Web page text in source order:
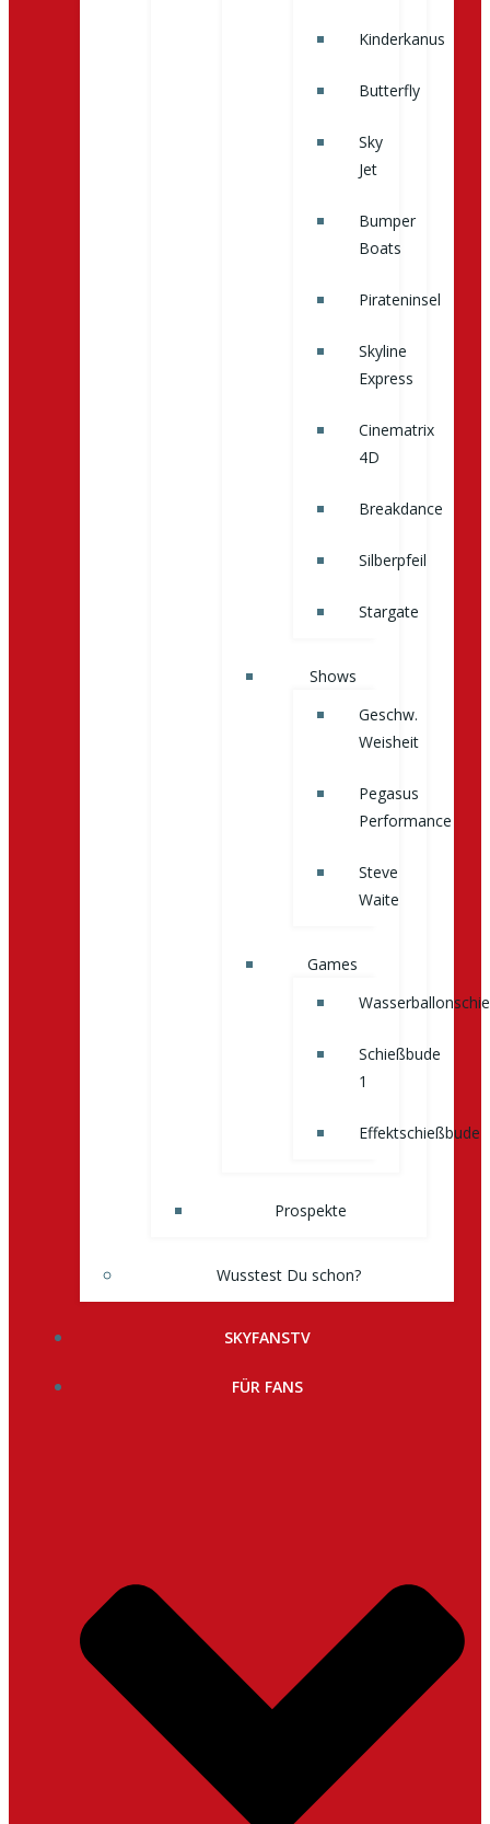
Kinderkanus
Butterfly
Sky
Jet
Bumper
Boats
Pirateninsel
Skyline
Express
Cinematrix
4D
Breakdance
Silberpfeil
Stargate
Shows
Geschw.
Weisheit
Pegasus
Performance
Steve
Waite
Games
Schießbude
1
Effektschießbude
Prospekte
Wusstest Du schon?
SKYFANSTV
FÜR FANS